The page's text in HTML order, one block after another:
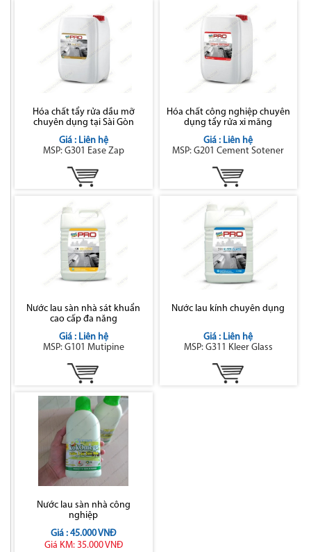
Hóa chất tẩy rửa dầu mỡ
chuyên dụng tại Sài Gòn
Giá : Liên hệ
MSP: G301 Ease Zap
Hóa chất công nghiệp chuyên
dụng tẩy rửa xi măng
Giá : Liên hệ
MSP: G201 Cement Sotener
Nước lau sàn nhà sát khuẩn
cao cấp đa năng
Giá : Liên hệ
MSP: G101 Mutipine
Nước lau kính chuyên dụng
Giá : Liên hệ
MSP: G311 Kleer Glass
Nước lau sàn nhà công
nghiệp
Giá : 45.000 VNĐ
Giá KM: 35.000 VNĐ